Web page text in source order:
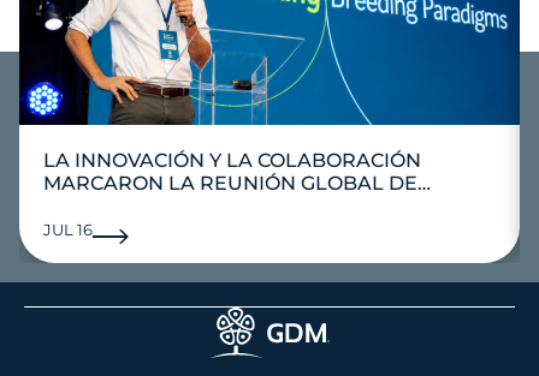
LA INNOVACIÓN Y LA COLABORACIÓN
MARCARON LA REUNIÓN GLOBAL DE
JUL 16